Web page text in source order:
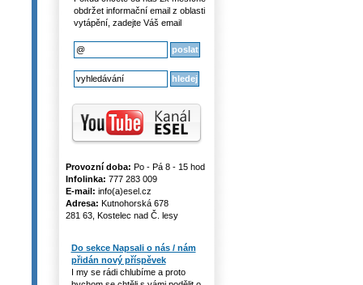
obdržet informační email z oblasti
vytápění, zadejte Váš email
Provozní doba: Po - Pá 8 - 15 hod
Infolinka: 777 283 009
E-mail: info(a)esel.cz
Adresa: Kutnohorská 678
281 63, Kostelec nad Č. lesy
Do sekce Napsali o nás / nám
přidán nový příspěvek
I my se rádi chlubíme a proto